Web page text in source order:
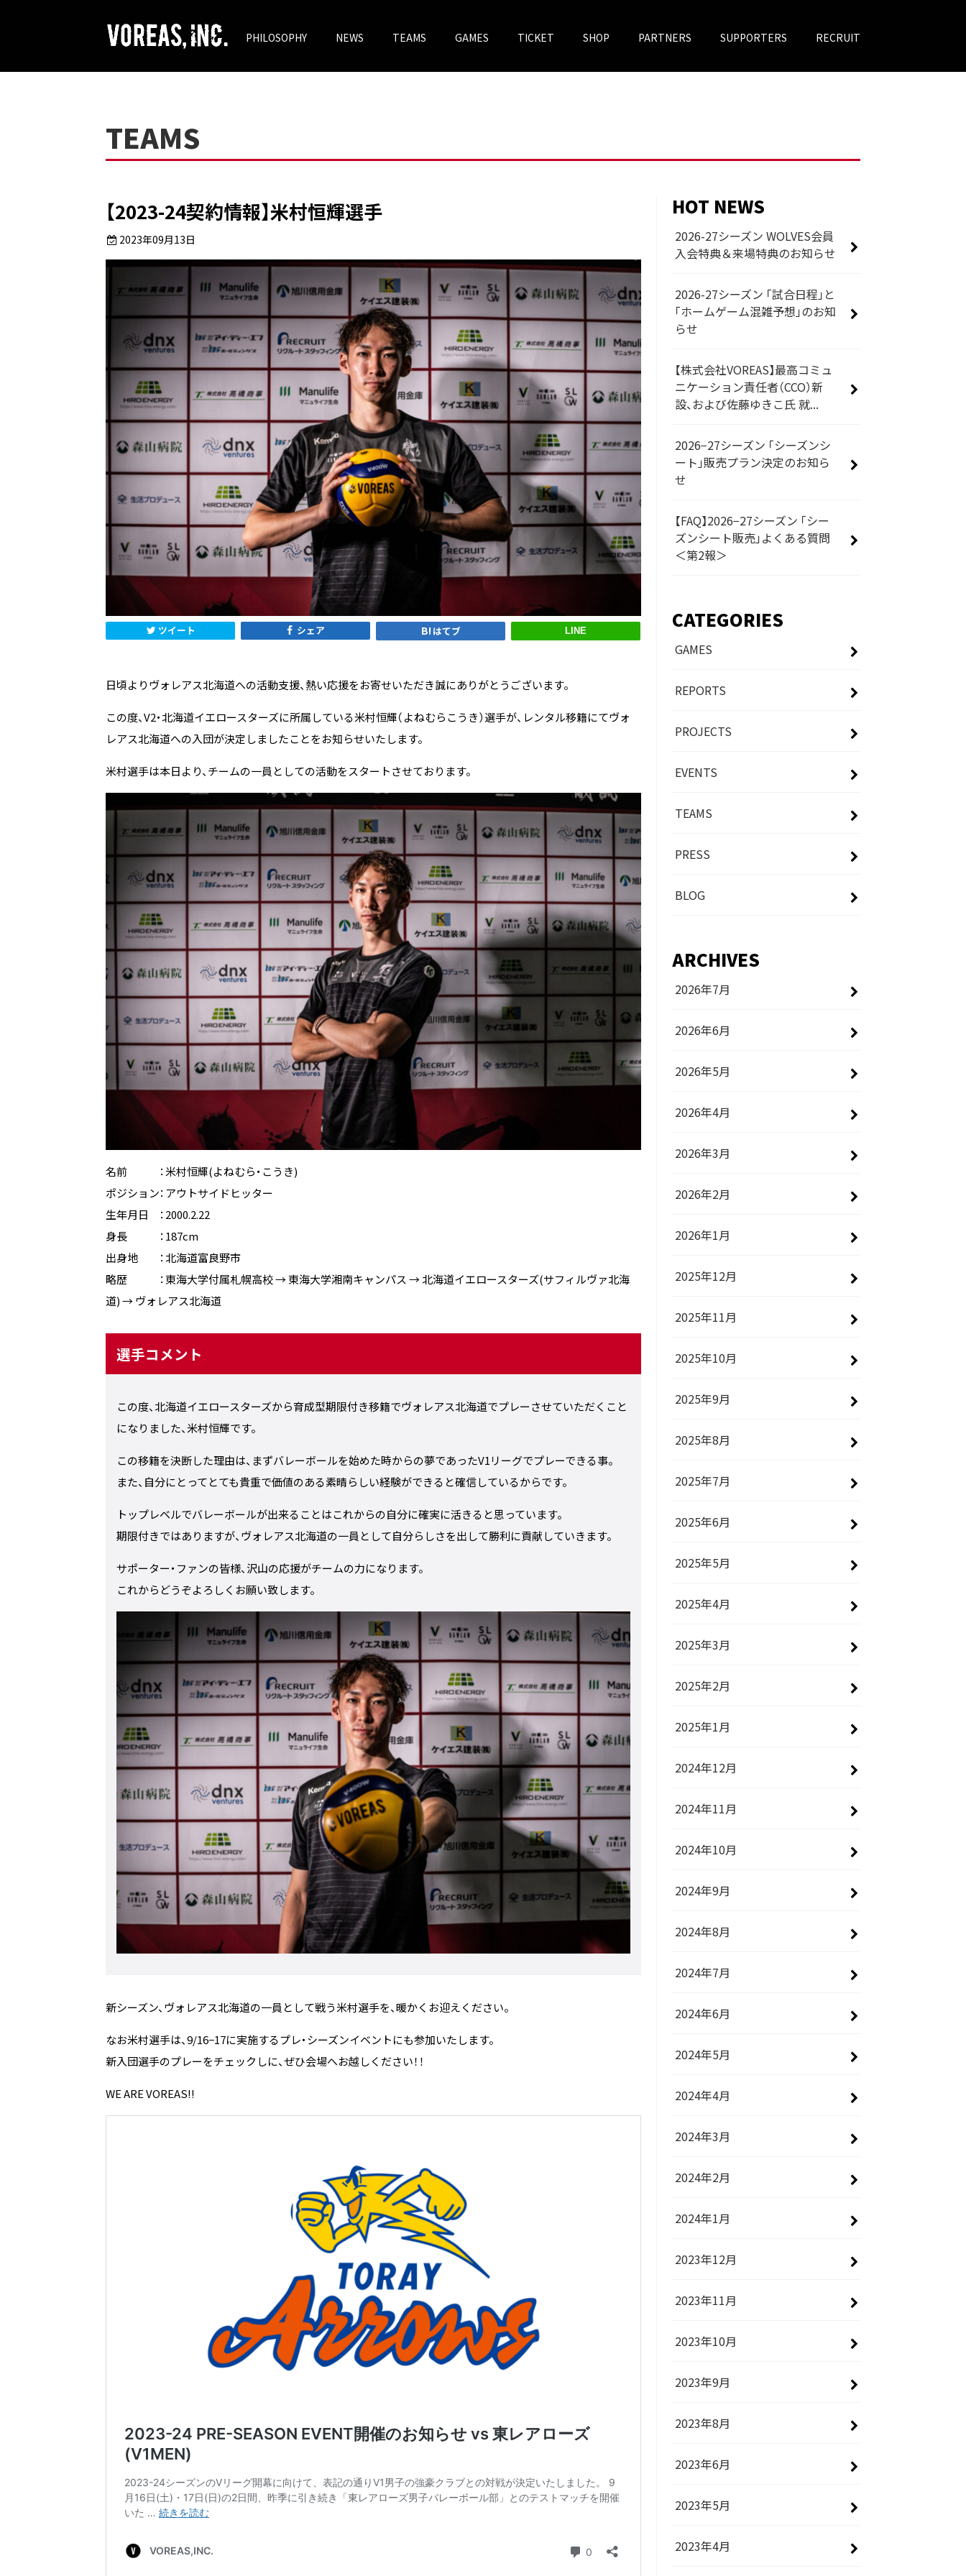
PHILOSOPHY NEWS TEAMS GAMES TICKET
チケットV
VOREAS MEGASTORE
SHOP PARTNERS SUPPORTERS RECRUIT
TEAMS
【2023-24契約情報】米村恒輝選手
2023年09月13日
ツイート シェア はてブ LINE
日頃よりヴォレアス北海道への活動支援、熱い応援をお寄せいただき誠にありがとうございます。
この度、V2・北海道イエロースターズに所属している米村恒輝（よねむらこうき）選手が、レンタル移籍にてヴォ
レアス北海道への入団が決定しましたことをお知らせいたします。
米村選手は本日より、チームの一員としての活動をスタートさせております。
名前 ：米村恒輝(よねむら・こうき)
ポジション：アウトサイドヒッター
生年月日 ：2000.2.22
身長 ：187cm
出身地 ：北海道富良野市
略歴 ：東海大学付属札幌高校 → 東海大学湘南キャンパス → 北海道イエロースターズ(サフィルヴァ北海
道) → ヴォレアス北海道
選手コメント
この度、北海道イエロースターズから育成型期限付き移籍でヴォレアス北海道でプレーさせていただくこと
になりました、米村恒輝です。
この移籍を決断した理由は、まずバレーボールを始めた時からの夢であったV1リーグでプレーできる事。
また、自分にとってとても貴重で価値のある素晴らしい経験ができると確信しているからです。
トップレベルでバレーボールが出来ることはこれからの自分に確実に活きると思っています。
期限付きではありますが、ヴォレアス北海道の一員として自分らしさを出して勝利に貢献していきます。
サポーター・ファンの皆様、沢山の応援がチームの力になります。
これからどうぞよろしくお願い致します。
新シーズン、ヴォレアス北海道の一員として戦う米村選手を、暖かくお迎えください。
なお米村選手は、9/16−17に実施するプレ・シーズンイベントにも参加いたします。
新入団選手のプレーをチェックしに、ぜひ会場へお越しください！！
WE ARE VOREAS!!
HOT NEWS
2026-27シーズン WOLVES会員
入会特典＆来場特典のお知らせ
2026-27シーズン 「試合日程」と
「ホームゲーム混雑予想」のお知
らせ
【株式会社VOREAS】最高コミュ
ニケーション責任者（CCO）新
設、および佐藤ゆきこ氏 就...
2026−27シーズン 「シーズンシ
ート」販売プラン決定のお知ら
せ
【FAQ】2026−27シーズン 「シー
ズンシート販売」よくある質問
＜第2報＞
CATEGORIES
GAMES
REPORTS
PROJECTS
EVENTS
TEAMS
PRESS
BLOG
ARCHIVES
2026年7月
2026年6月
2026年5月
2026年4月
2026年3月
2026年2月
2026年1月
2025年12月
2025年11月
2025年10月
2025年9月
2025年8月
2025年7月
2025年6月
2025年5月
2025年4月
2025年3月
2025年2月
2025年1月
2024年12月
2024年11月
2024年10月
2024年9月
2024年8月
2024年7月
2024年6月
2024年5月
2024年4月
2024年3月
2024年2月
2024年1月
2023年12月
2023年11月
2023年10月
2023年9月
2023年8月
2023年6月
2023年5月
2023年4月